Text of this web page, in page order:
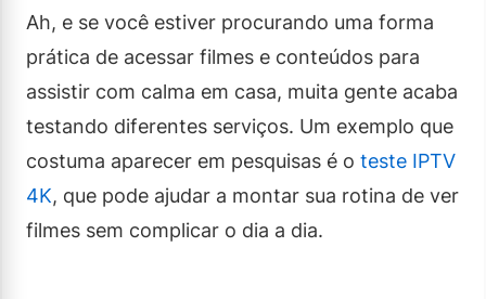
Ah, e se você estiver procurando uma forma
prática de acessar filmes e conteúdos para
assistir com calma em casa, muita gente acaba
testando diferentes serviços. Um exemplo que
costuma aparecer em pesquisas é o teste IPTV
4K, que pode ajudar a montar sua rotina de ver
filmes sem complicar o dia a dia.